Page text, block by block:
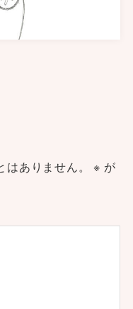
ありません。 ※ が